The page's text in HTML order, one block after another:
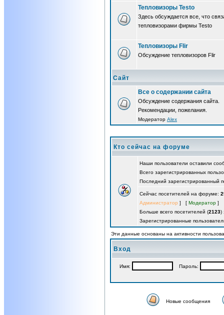
Тепловизоры Testo
Здесь обсуждается все, что
тепловизорами фирмы Testo
Тепловизоры Flir
Обсуждение тепловизоров Flir
Сайт
Все о содержании сайта
Обсуждение содержания сайта.
Рекомендации, пожелания.
Модератор Alex
Кто сейчас на форуме
Наши пользователи оставили
Всего зарегистрированных
Последний зарегистрированный
Сейчас посетителей на форуме:
Администратор ] [ Модератор ]
Больше всего посетителей (2123)
Зарегистрированные
Эти данные основаны на активности
Вход
Имя: Пароль:
Новые сообщения